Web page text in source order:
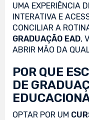
UMA EXPERIÊNCIA
INTERATIVA E
CONCILIAR A
GRADUAÇÃO EAD,
ABRIR MÃO DA
POR QUE
DE
OPTAR POR UM